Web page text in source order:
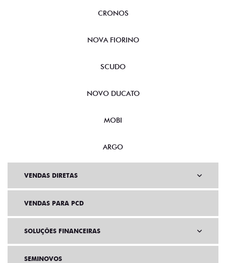
CRONOS
NOVA FIORINO
SCUDO
NOVO DUCATO
MOBI
ARGO
VENDAS DIRETAS
VENDAS PARA PCD
SOLUÇÕES FINANCEIRAS
SEMINOVOS